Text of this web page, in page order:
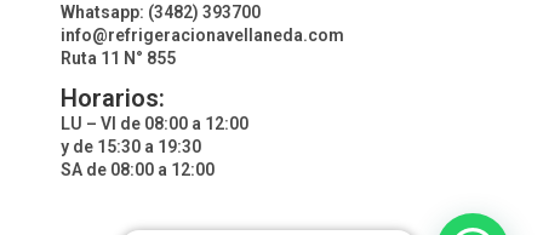
Whatsapp: (3482) 393700
info@refrigeracionavellaneda.com
Ruta 11 N° 855
Horarios:
LU – VI de 08:00 a 12:00
y de 15:30 a 19:30
SA de 08:00 a 12:00